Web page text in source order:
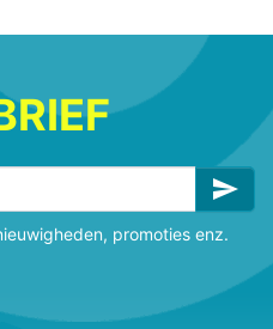
send
promoties enz.